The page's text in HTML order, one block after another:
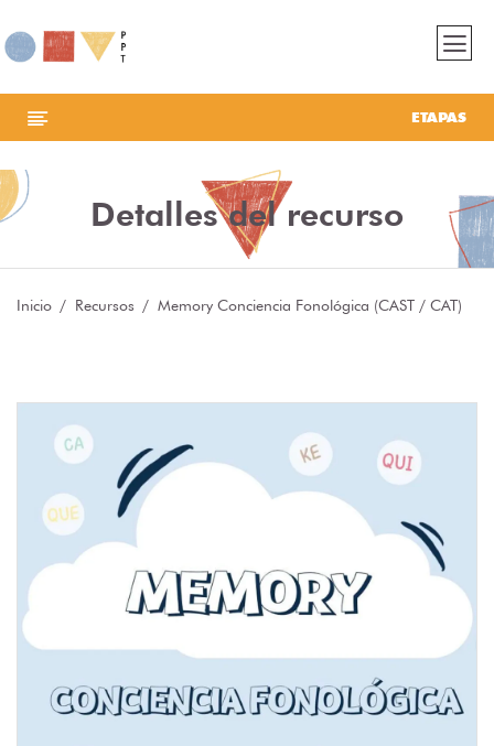
ETAPAS
Detalles del recurso
Inicio Recursos Memory Conciencia Fonológica (CAST / CAT)